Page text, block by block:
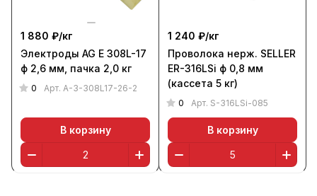
1 880 ₽/кг
Электроды AG E 308L-17
ф 2,6 мм, пачка 2,0 кг
0 Арт. A-3-308L17-26-2
В корзину
1 240 ₽/кг
Проволока нерж. SELLER
ER-316LSi ф 0,8 мм
(кассета 5 кг)
0 Арт. S-316LSi-085
В корзину